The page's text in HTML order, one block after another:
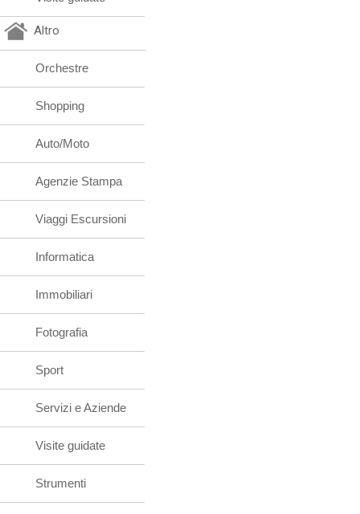
Altro
Orchestre
Shopping
Auto/Moto
Agenzie Stampa
Viaggi Escursioni
Informatica
Immobiliari
Fotografia
Sport
Servizi e Aziende
Visite guidate
Strumenti